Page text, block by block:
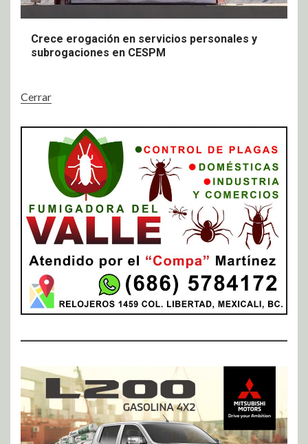
Crece erogación en servicios personales y
subrogaciones en CESPM
Cerrar